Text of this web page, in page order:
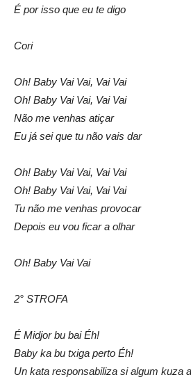
É por isso que eu te digo
Cori
Oh! Baby Vai Vai, Vai Vai
Oh! Baby Vai Vai, Vai Vai
Não me venhas atiçar
Eu já sei que tu não vais dar
Oh! Baby Vai Vai, Vai Vai
Oh! Baby Vai Vai, Vai Vai
Tu não me venhas provocar
Depois eu vou ficar a olhar
Oh! Baby Vai Vai
2° STROFA
É Midjor bu bai Éh!
Baby ka bu txiga perto Éh!
Un kata responsabiliza si algum kuza